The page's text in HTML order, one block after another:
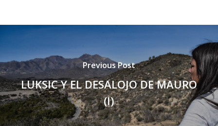
Previous Post
LUKSIC Y EL DESALOJO DE MAURO
(I)